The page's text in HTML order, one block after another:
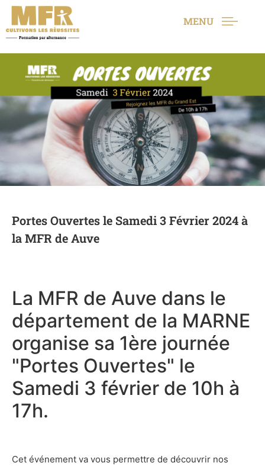
MENU
Portes Ouvertes le Samedi 3 Février 2024 à
la MFR de Auve
La MFR de Auve dans le
département de la MARNE
organise sa 1ère journée
"Portes Ouvertes" le
Samedi 3 février de 10h à
17h.
Cet événement va vous permettre de découvrir nos